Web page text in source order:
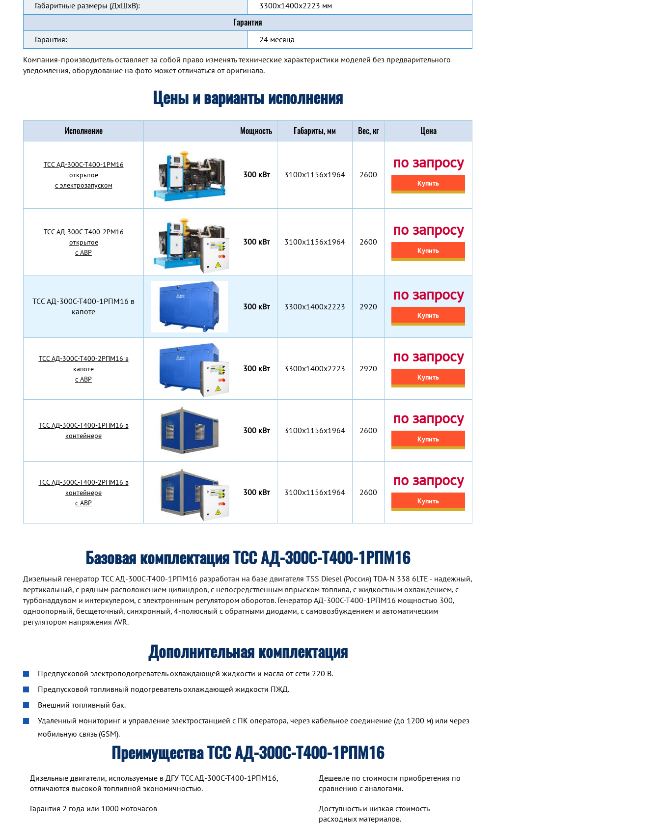
Габаритные размеры (ДхШхВ):
3300x1400x2223 мм
Гарантия
Гарантия: 24 месяца
Компания-производитель оставляет за собой право изменять технические характеристики моделей без предварительного
уведомления, оборудование на фото может отличаться от оригинала.
Цены и варианты исполнения
Исполнение Мощность Габариты, мм Вес, кг Цена
TCC АД-300С-Т400-1РМ16
открытое
с электрозапуском
300 кВт 3100x1156x1964 2600
по запросу
Купить
TCC АД-300С-Т400-2РМ16
открытое
с АВР
300 кВт 3100x1156x1964 2600
по запросу
Купить
TCC АД-300С-Т400-1РПМ16 в
капоте
300 кВт 3300x1400x2223 2920
по запросу
Купить
TCC АД-300С-Т400-2РПМ16 в
капоте
с АВР
300 кВт 3300x1400x2223 2920
по запросу
Купить
TCC АД-300С-Т400-1РНМ16 в
контейнере
300 кВт 3100x1156x1964 2600
по запросу
Купить
TCC АД-300С-Т400-2РНМ16 в
контейнере
с АВР
300 кВт 3100x1156x1964 2600
по запросу
Купить
Базовая комплектация ТСС АД-300С-Т400-1РПМ16
Дизельный генератор TCC АД-300С-Т400-1РПМ16 разработан на базе двигателя TSS Diesel (Россия) TDA-N 338 6LTE - надежный,
вертикальный, с рядным расположением цилиндров, с непосредственным впрыском топлива, с жидкостным охлаждением, с
турбонаддувом и интеркулером, с электроннным регулятором оборотов. Генератор АД-300С-Т400-1РПМ16 мощностью 300,
одноопорный, бесщеточный, синхронный, 4-полюсный с обратными диодами, с самовозбуждением и автоматическим
регулятором напряжения AVR.
Дополнительная комплектация
Предпусковой электроподогреватель охлаждающей жидкости и масла от сети 220 В.
Предпусковой топливный подогреватель охлаждающей жидкости ПЖД.
Внешний топливный бак.
Удаленный мониторинг и управление электростанцией с ПК оператора, через кабельное соединение (до 1200 м) или через
мобильную связь (GSM).
Преимущества ТСС АД-300С-Т400-1РПМ16
Дизельные двигатели, используемые в ДГУ ТСС АД-300С-Т400-1РПМ16,
отличаются высокой топливной экономичностью.
Дешевле по стоимости приобретения по
сравнению с аналогами.
Гарантия 2 года или 1000 моточасов
Доступность и низкая стоимость
расходных материалов.